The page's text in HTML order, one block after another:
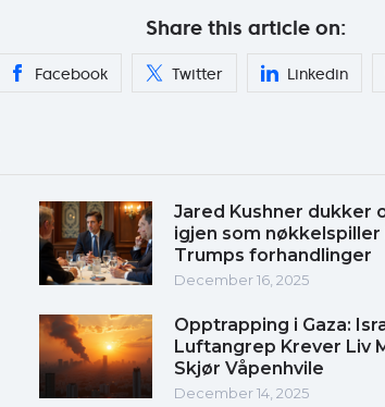
Share this article on:
Facebook Twitter Linkedin
Jared Kushner dukker
igjen som nøkkelspiller
Trumps forhandlinger
December 16, 2025
Opptrapping i Gaza:
Luftangrep Krever Liv
Skjør Våpenhvile
December 14, 2025